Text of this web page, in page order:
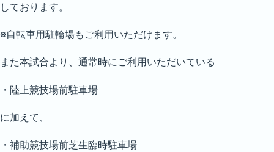
しております。
※自転車用駐輪場もご利用いただけます。
また本試合より、通常時にご利用いただいている
・陸上競技場前駐車場
に加えて、
・補助競技場前芝生臨時駐車場